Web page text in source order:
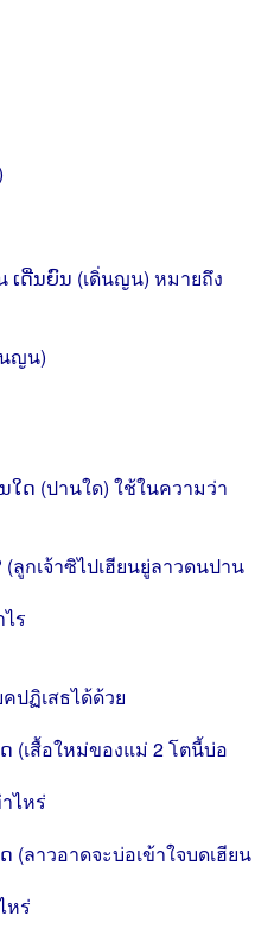
ເດີ່ນຍົນ (เดิ่นญน) หมายถึง
ญน)
ດ (ปานใด) ใช้ในความว่า
กเจ้าซิไปเฮียนยู่ลาวดนปาน
ร
ปฏิเสธได้ด้วย
(เสื้อใหม่ของแม่ 2 โตนี้บ่อ
ไหร่
ลาวอาดจะบ่อเข้าใจบดเฮียน
หร่